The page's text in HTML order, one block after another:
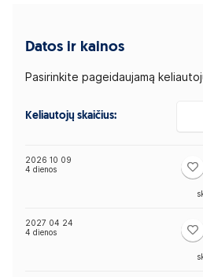
Datos ir kainos
Pasirinkite pageidaujamą
Keliautojų skaičius:
2026 10 09
4 dienos
2027 04 24
4 dienos